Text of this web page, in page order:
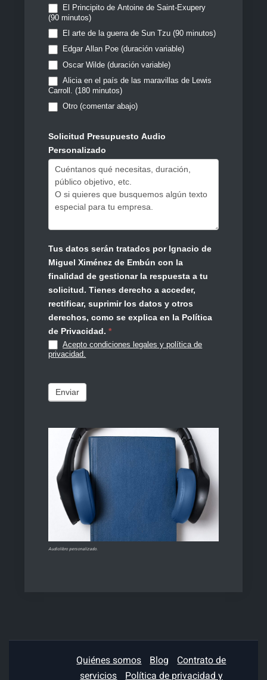
El Principito de Antoine de Saint-Exupery
(90 minutos)
El arte de la guerra de Sun Tzu (90 minutos)
Edgar Allan Poe (duración variable)
Oscar Wilde (duración variable)
Alicia en el país de las maravillas de Lewis
Carroll. (180 minutos)
Otro (comentar abajo)
Solicitud Presupuesto Audio
Personalizado
Tus datos serán tratados por Ignacio de
Miguel Ximénez de Embún con la
finalidad de gestionar la respuesta a tu
solicitud. Tienes derecho a acceder,
rectificar, suprimir los datos y otros
derechos, como se explica en la Política
de Privacidad.*
Acepto condiciones legales y política de
privacidad.
Enviar
Audiolibro personalizado.
Quiénes somos Blog
Contrato de
servicios Política de privacidad y